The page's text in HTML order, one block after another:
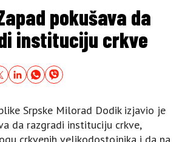
pokušava da
instituciju crkve
Srpske Milorad Dodik izjavio je
da razgradi instituciju crkve,